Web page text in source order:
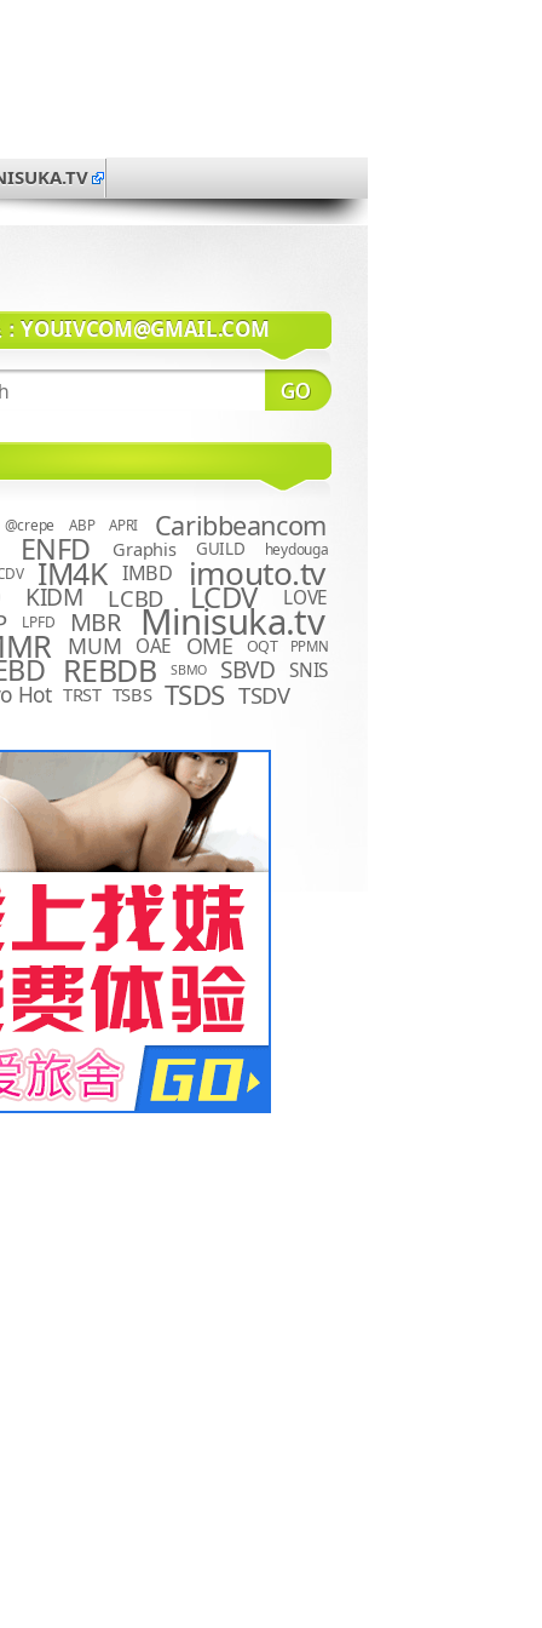
YOUIVCOM@GMAIL.COM
@crepe ABP APRI Caribbeancom
ENFD Graphis GUILD heydouga
IM4K IMBD imouto.tv
KIDM LCBD LCDV LOVE
LPFD MBR Minisuka.tv
MUM OAE OME OQT
PPMN
REBDB SBMO SBVD SNIS
Hot TRST TSBS TSDS TSDV